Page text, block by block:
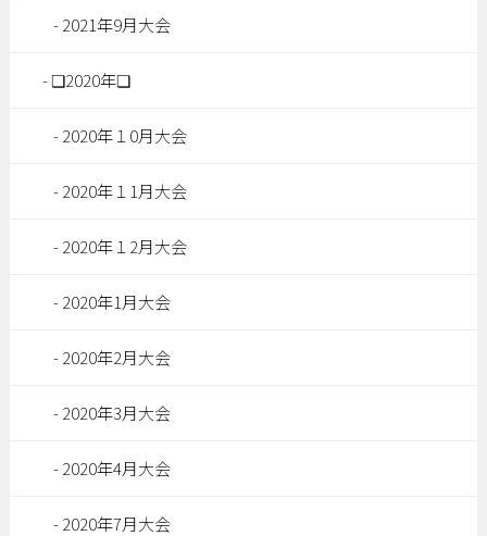
2021年9月大会
❏2020年❏
2020年１0月大会
2020年１1月大会
2020年１2月大会
2020年1月大会
2020年2月大会
2020年3月大会
2020年4月大会
2020年7月大会